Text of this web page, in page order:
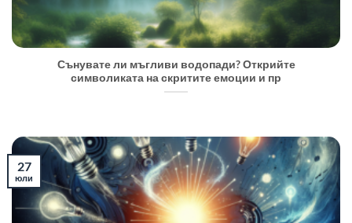
Сънувате ли мъгливи водопади? Открийте
символиката на скритите емоции и пр
27
юли